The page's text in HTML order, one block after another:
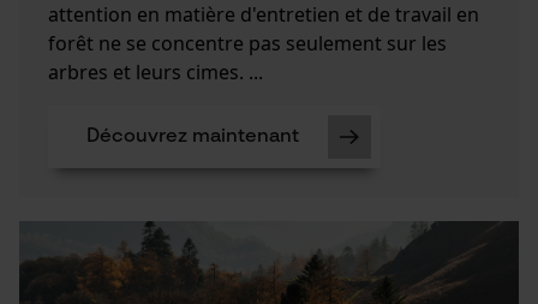
attention en matière d'entretien et de travail en
forêt ne se concentre pas seulement sur les
arbres et leurs cimes. ...
Découvrez maintenant